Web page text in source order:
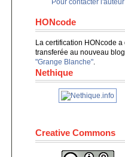
Pour contacter l'auteur
HONcode
La certification HONcode a
transferée au nouveau blog
"Grange Blanche".
Nethique
Creative Commons